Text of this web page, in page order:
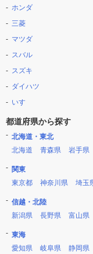
ホンダ
三菱
マツダ
スバル
スズキ
ダイハツ
いすゞ
都道府県から探す
北海道・東北
北海道
青森県 岩手県
関東
東京都
神奈川県 埼玉
信越・北陸
新潟県
長野県 富山県
東海
愛知県
岐阜県 静岡県